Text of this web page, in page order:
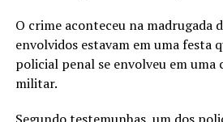
O crime aconteceu na madrugada
envolvidos estavam em uma festa
policial penal se envolveu em uma
militar.